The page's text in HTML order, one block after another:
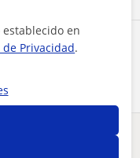
establecido en
de Privacidad.